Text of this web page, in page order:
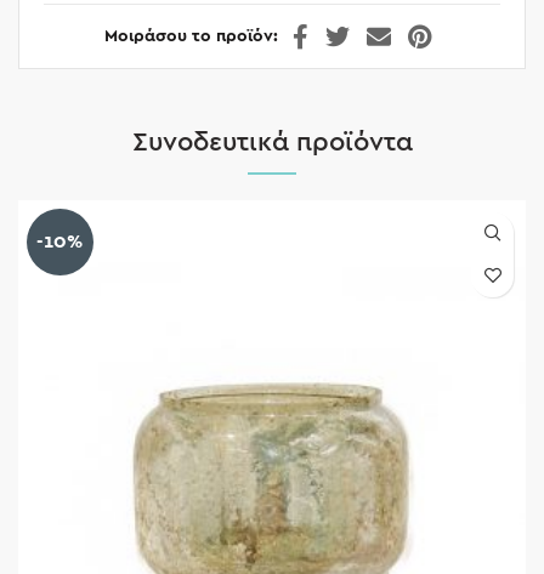
Μοιράσου το προϊόν
Συνοδευτικά προϊόντα
-10%